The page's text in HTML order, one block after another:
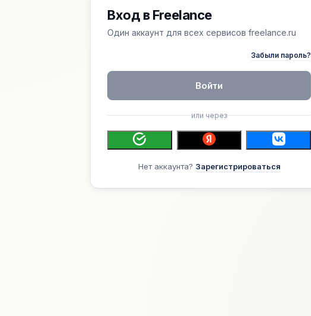
Вход в Freelance
Один аккаунт для всех сервисов freelance.ru
Забыли пароль?
Войти
или через
Нет аккаунта? Зарегистрироваться